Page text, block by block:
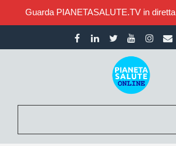
Guarda PIANETASALUTE.TV in diretta